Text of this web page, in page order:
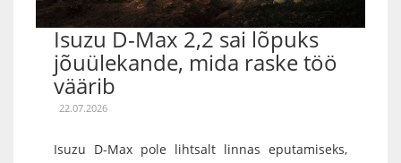
Isuzu D-Max 2,2 sai lõpuks
jõuülekande, mida raske töö
väärib
22.07.2026
Isuzu D-Max pole lihtsalt linnas eputamiseks,